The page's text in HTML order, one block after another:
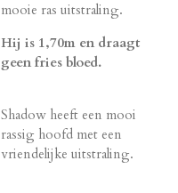
mooie ras uitstraling.
Hij is 1,70m en draagt
geen fries bloed.
Shadow heeft een mooi
rassig hoofd met een
vriendelijke uitstraling.